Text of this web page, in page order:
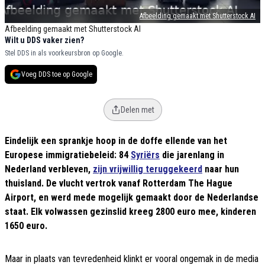
Afbeelding gemaakt met Shutterstock AI
Afbeelding gemaakt met Shutterstock AI
Wilt u DDS vaker zien?
Stel DDS in als voorkeursbron op Google.
Voeg DDS toe op Google
Delen met
Eindelijk een sprankje hoop in de doffe ellende van het
Europese immigratiebeleid: 84 Syriërs die jarenlang in
Nederland verbleven, zijn vrijwillig teruggekeerd naar hun
thuisland. De vlucht vertrok vanaf Rotterdam The Hague
Airport, en werd mede mogelijk gemaakt door de Nederlandse
staat. Elk volwassen gezinslid kreeg 2800 euro mee, kinderen
1650 euro.
Maar in plaats van tevredenheid klinkt er vooral ongemak in de media